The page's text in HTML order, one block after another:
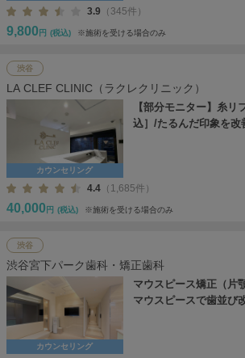
3.9 （345件）
9,800 円 (税込) ※施術を受ける場合のみ
渋谷
LA CLEF CLINIC（ラクレクリニック）
カウンセリング
【部分モニター】糸リ
込］/たるんだ印象を改
4.4 （1,685件）
40,000 円 (税込) ※施術を受ける場合のみ
渋谷
渋谷宮下パーク歯科・矯正歯科
カウンセリング
マウスピース矯正（片
マウスピースで歯並び